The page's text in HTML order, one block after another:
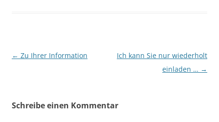
Beitragsnavigation
← Zu Ihrer Information
Ich kann Sie nur wiederholt
einladen … →
Schreibe einen Kommentar